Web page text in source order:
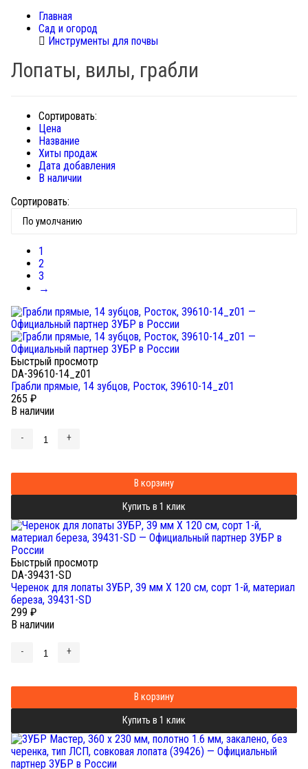
Главная
Сад и огород
Инструменты для почвы
Лопаты, вилы, грабли
Сортировать:
Цена
Название
Хиты продаж
Дата добавления
В наличии
Сортировать:
1
2
3
→
Быстрый просмотр
DA-39610-14_z01
Грабли прямые, 14 зубцов, Росток, 39610-14_z01
265 ₽
В наличии
- +
В корзину
Купить в 1 клик
Быстрый просмотр
DA-39431-SD
Черенок для лопаты ЗУБР, 39 мм Х 120 см, сорт 1-й, материал
береза, 39431-SD
299 ₽
В наличии
- +
В корзину
Купить в 1 клик